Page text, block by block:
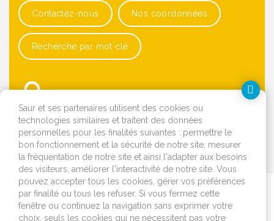
Contactez-nous Nos coordonnées
Recherche par mot clé
OK
Je déménage
Saur et ses partenaires utilisent des cookies ou
technologies similaires et traitent des données
personnelles pour les finalités suivantes : permettre le
bon fonctionnement et la sécurité de notre site, mesurer
la fréquentation de notre site et ainsi l'adapter aux besoins
des visiteurs, améliorer l'interactivité de notre site. Vous
pouvez accepter tous les cookies, gérer vos préférences
par finalité ou tous les refuser. Si vous fermez cette
fenêtre ou continuez la navigation sans exprimer votre
choix, seuls les cookies qui ne nécessitent pas votre